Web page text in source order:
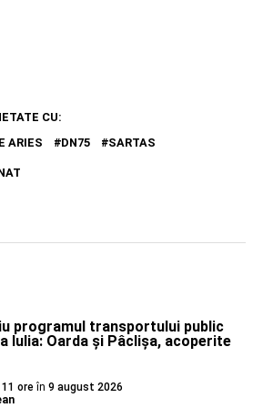
CU:
ARIES DN75 SARTAS
programul transportului public
Iulia: Oarda și Pâclișa, acoperite
ore în 9 august 2026